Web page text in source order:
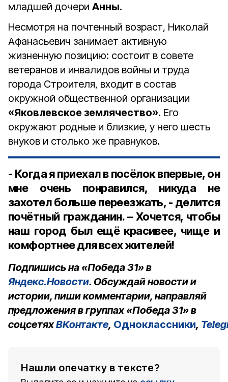
младшей дочери Анны.
Несмотря на почтенный возраст, Николай
Афанасьевич занимает активную
жизненную позицию: состоит в совете
ветеранов и инвалидов войны и труда
города Строителя, входит в состав
окружной общественной организации
«Яковлевское землячество». Его
окружают родные и близкие, у него шесть
внуков и столько же правнуков.
- Когда я приехал в посёлок впервые, он
мне очень понравился, никуда не
захотел больше переезжать, - делится
почётный гражданин. – Хочется, чтобы
наш город был ещё красивее, чище и
комфортнее для всех жителей!
Подпишись на «Победа 31» в
Яндекс.Новости. Обсуждай новости и
истории, пиши комментарии, направляй
предложения в группах «Победа 31» в
соцсетяхВКонтакте, Одноклассники,
Нашли опечатку в тексте?